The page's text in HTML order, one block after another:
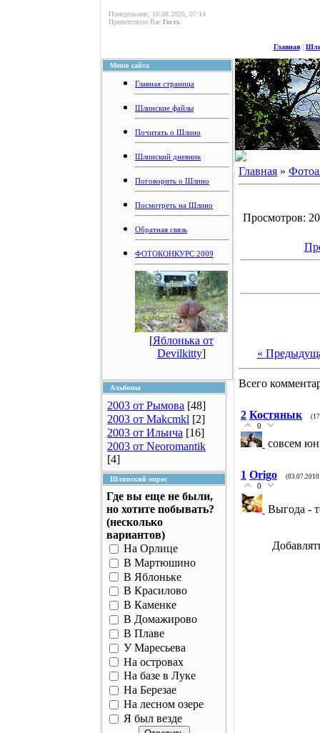
Понедельник, 10.08.2026, 07:14
Приветствую Вас Гость
Главная|
Меню сайта
Главная страница
Шлинские файлы
Почитать о Шлино
Шлинский дневник
Поговорить о Шлино
Посмотреть на Шлино
Обратная связь
ФОТОКОНКУРС 2009
[Яблонька от
Devilkitty]
Альбомы
2003 от Рымова [48]
2003 от Makcmkl [2]
2003 от Ильича [16]
2003 от Neoromantik
[4]
Шлинский опрос
Где вы еще не были,
но хотите побывать?
(несколько
вариантов)
На Орлице
В Мартюшино
В Яблоньке
В Красилово
В Каменке
В Домажирово
В Плаве
У Маресьева
На островах
На базе в Луке
На Березае
На лесном озере
Я был везде
Главная »
Просмотров:
«
Всего
2 Костянык
0
совсем
1 Origo
0
Выгода -